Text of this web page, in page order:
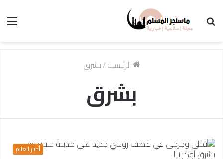
الرئيسية/بشرق
بشرق
أخبار العالم